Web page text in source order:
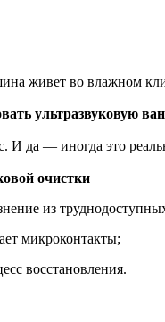
живет во влажном
ультразвуковую
И да — иногда это
очистки
из
микроконтакты;
восстановления.